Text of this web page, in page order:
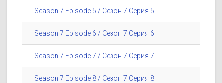
Season 7 Episode 5 / Сезон 7 Серия 5
Season 7 Episode 6 / Сезон 7 Серия 6
Season 7 Episode 7 / Сезон 7 Серия 7
Season 7 Episode 8 / Сезон 7 Серия 8